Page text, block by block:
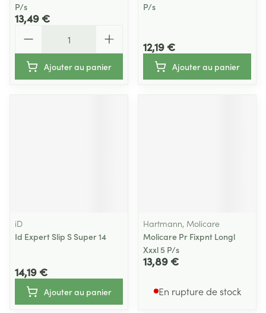
P/s
13,49 €
Ajouter au panier
P/s
12,19 €
Ajouter au panier
iD
Id Expert Slip S Super 14
14,19 €
Ajouter au panier
Hartmann, Molicare
Molicare Pr Fixpnt Longl
Xxxl 5 P/s
13,89 €
En rupture de stock